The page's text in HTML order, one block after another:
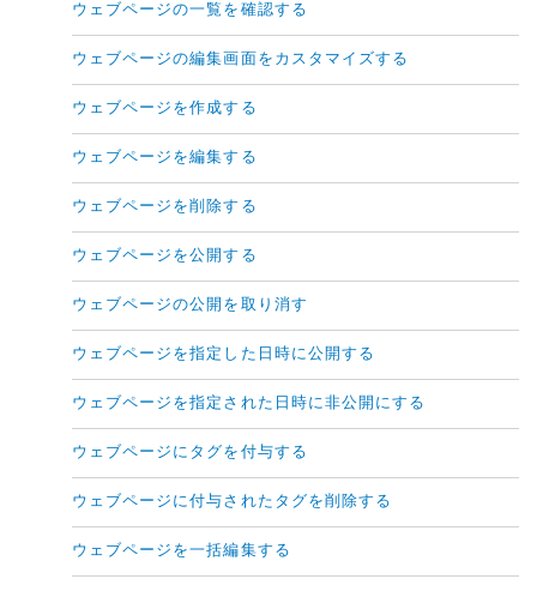
ウェブページの一覧を確認する
ウェブページの編集画面をカスタマイズする
ウェブページを作成する
ウェブページを編集する
ウェブページを削除する
ウェブページを公開する
ウェブページの公開を取り消す
ウェブページを指定した日時に公開する
ウェブページを指定された日時に非公開にする
ウェブページにタグを付与する
ウェブページに付与されたタグを削除する
ウェブページを一括編集する